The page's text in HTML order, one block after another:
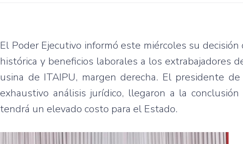
El Poder Ejecutivo informó este miércoles su
histórica y beneficios laborales a los extrabajadores
usina de ITAIPU, margen derecha. El presidente
exhaustivo análisis jurídico, llegaron a la
tendrá un elevado costo para el Estado.